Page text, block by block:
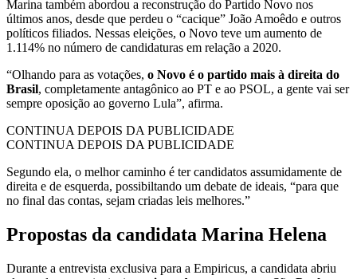
Marina também abordou a reconstrução do Partido Novo nos
últimos anos, desde que perdeu o “cacique” João Amoêdo e outros
políticos filiados. Nessas eleições, o Novo teve um aumento de
1.114% no número de candidaturas em relação a 2020.
“Olhando para as votações, o Novo é o partido mais à direita do
Brasil, completamente antagônico ao PT e ao PSOL, a gente vai ser
sempre oposição ao governo Lula”, afirma.
CONTINUA DEPOIS DA PUBLICIDADE
CONTINUA DEPOIS DA PUBLICIDADE
Segundo ela, o melhor caminho é ter candidatos assumidamente de
direita e de esquerda, possibiltando um debate de ideais, “para que
no final das contas, sejam criadas leis melhores.”
Propostas da candidata Marina Helena
Durante a entrevista exclusiva para a Empiricus, a candidata abriu